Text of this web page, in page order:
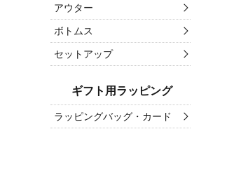
アウター
ボトムス
セットアップ
ギフト用ラッピング
ラッピングバッグ・カード